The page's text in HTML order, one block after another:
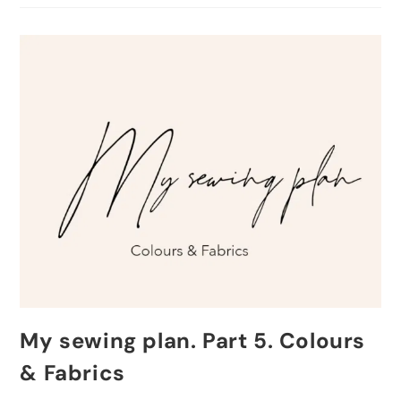
My sewing plan. Part 5. Colours
& Fabrics